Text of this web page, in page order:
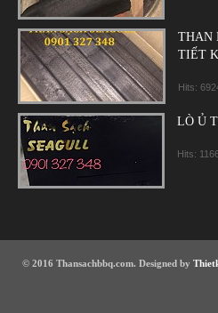
THAN
TIẾT
Hits:
LÒ Ủ
Hits:
© 2016 Thansachbbq.com. Designed by